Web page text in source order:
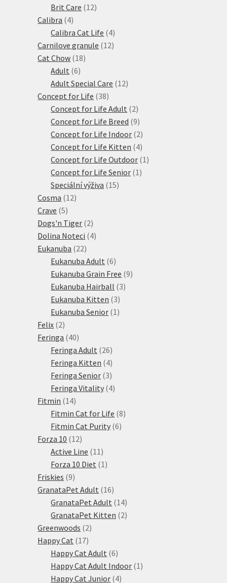
produktů
Brit Care 1212
Calibra 44
produkty
Calibra Cat Life 44
produkty
Carnilove granule 1212
Cat Chow 1818
Adult 66
produktů
Adult Special Care 1212
Concept for Life 3838
produktů
Concept for Life Adult 22
produkty
Concept for Life Breed 99
produktů
Concept for Life Indoor 22
produkty
Concept for Life Kitten 44
produkty
Concept for Life Outdoor 1 1
Concept for Life Senior 1 1
Speciální výživa 1515
Cosma 1212
Crave 55
produktů
Dogs'n Tiger 22
produkty
Dolina Noteci 44
Eukanuba 2222
produktů
Eukanuba Adult 66
produktů
Eukanuba Grain Free 99
Eukanuba Hairball 33
Eukanuba Kitten 33
produkty
Eukanuba Senior 1 1
Felix 22
produkty
Feringa 4040
produktů
Feringa Adult 2626
produktů
Feringa Kitten 44
produkty
Feringa Senior 33
produkty
Feringa Vitality 44
Fitmin 1414
produktů
Fitmin Cat for Life 88
Fitmin Cat Purity 66
Forza 10 1212
produktů
Active Line 11 11
produktů
Forza 10 Diet 1 1
Friskies 99
produktů
GranataPet Adult 1616
produktů
GranataPet Adult 1414
produktů
GranataPet Kitten 22
Greenwoods 22
Happy Cat 1717
produktů
Happy Cat Adult 66
produktů
Happy Cat Adult Indoor 1 1
Happy Cat Junior 44